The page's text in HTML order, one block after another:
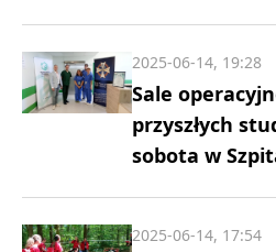
Sale
przyszłych
sobota w
2025-06-14, 19:28
2025-06-14, 17:54